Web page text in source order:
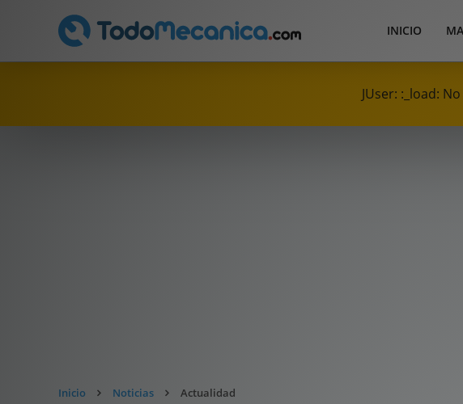
INICIO
JUser: :_load:
Inicio Noticias Actualidad